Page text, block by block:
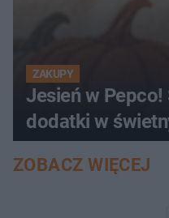
ZAKUPY
Jesień w
dodatki w
ZOBACZ WIĘCEJ